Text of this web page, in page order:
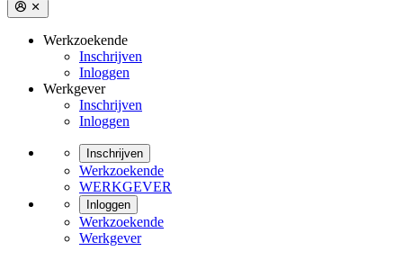
Werkzoekende
Inschrijven
Inloggen
Werkgever
Inschrijven
Inloggen
Inschrijven
Werkzoekende
WERKGEVER
Inloggen
Werkzoekende
Werkgever